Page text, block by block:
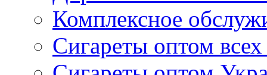
Комплексное
Сигареты оптом